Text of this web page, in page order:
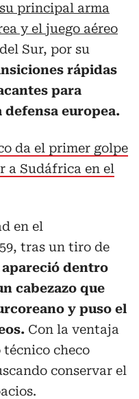
principal arma
y el juego aéreo
Sur, por su
rápidas
para
europea.
da el primer golpe
a Sudáfrica en el
en el
tras un tiro de
dentro
cabezazo que
y puso el
Con la ventaja
técnico checo
conservar el